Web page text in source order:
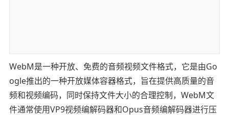
WebM是一种开放、免费的音频视频文件格式，它是由Go
ogle推出的一种开放媒体容器格式，旨在提供高质量的音
频和视频编码，同时保持文件大小的合理控制，WebM文
件通常使用VP9视频编解码器和Opus音频编解码器进行压